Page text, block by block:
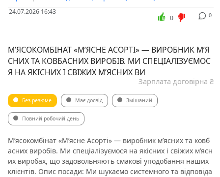
24.07.2026 16:43 0
0
М’ЯСОКОМБІНАТ «МʼЯСНЕ АСОРТІ» — ВИРОБНИК М’Я
СНИХ ТА КОВБАСНИХ ВИРОБІВ. МИ СПЕЦІАЛІЗУЄМОС
Я НА ЯКІСНИХ І СВІЖИХ М’ЯСНИХ ВИ
Зарплата договірна ₴
Без резюме Має досвід Змішаний
Повний робочий день
М’ясокомбінат «Мʼясне Асорті» — виробник м’ясних та ковб
асних виробів. Ми спеціалізуємося на якісних і свіжих м’ясн
их виробах, що задовольняють смакові уподобання наших
клієнтів. Опис посади: Ми шукаємо системного та відповіда